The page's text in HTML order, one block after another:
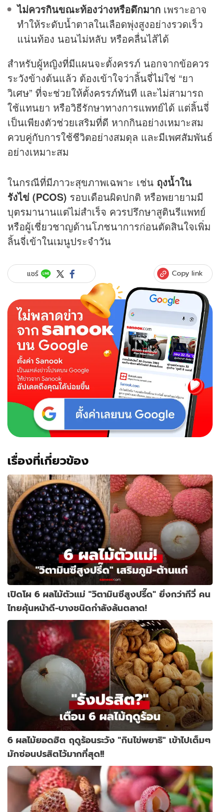
ไม่ควรกินขณะท้องว่างหรือดึกมาก เพราะอาจ
ทำให้ระดับน้ำตาลในเลือดพุ่งสูงอย่างรวดเร็ว
แน่นท้อง นอนไม่หลับ หรือคลื่นไส้ได้
สำหรับผู้หญิงที่มีแผนจะตั้งครรภ์ นอกจากข้อควร
ระวังข้างต้นแล้ว ต้องเข้าใจว่าลิ้นจี่ไม่ใช่ “ยา
วิเศษ” ที่จะช่วยให้ตั้งครรภ์ทันที และไม่สามารถ
ใช้แทนยา หรือวิธีรักษาทางการแพทย์ได้ แต่ลิ้นจี่
เป็นเพียงตัวช่วยเสริมที่ดี หากกินอย่างเหมาะสม
ควบคู่กับการใช้ชีวิตอย่างสมดุล และมีเพศสัมพันธ์
อย่างเหมาะสม
ในกรณีที่มีภาวะสุขภาพเฉพาะ เช่น ถุงน้ำใน
รังไข่ (PCOS) รอบเดือนผิดปกติ หรือพยายามมี
บุตรมานานแต่ไม่สำเร็จ ควรปรึกษาสูตินรีแพทย์
หรือผู้เชี่ยวชาญด้านโภชนาการก่อนตัดสินใจเพิ่ม
ลิ้นจี่เข้าในเมนูประจำวัน
แชร์ Copy link
เรื่องที่เกี่ยวข้อง
เปิดโผ 6 ผลไม้ตัวแม่ "วิตามินซีสูงปรี๊ด" ยิ่งกว่ากีวี่ คน
ไทยคุ้นหน้าดี-บางชนิดกำลังล้นตลาด!
6 ผลไม้ยอดฮิต ฤดูร้อนระวัง "กินไข่พยาธิ" เข้าไปเต็มๆ
มักซ่อนปรสิตไว้มากที่สุด!!